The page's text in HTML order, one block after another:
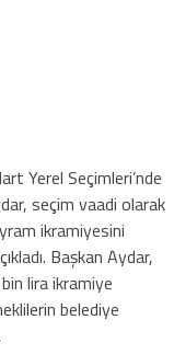
Yerel Seçimleri’nde
seçim vaadi olarak
ikramiyesini
Başkan Aydar,
lira ikramiye
belediye